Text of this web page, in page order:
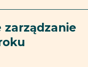
zarządzanie